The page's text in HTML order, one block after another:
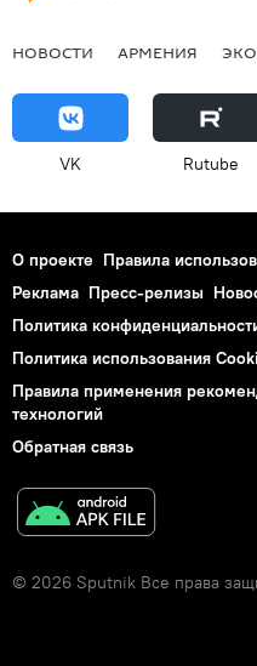
НОВОСТИ АРМЕНИЯ
VK Rutube
О проекте Правила
Реклама Пресс-релизы
Политика
Политика использования
Правила применения
технологий
Обратная связь
© 2026 Sputnik Все права